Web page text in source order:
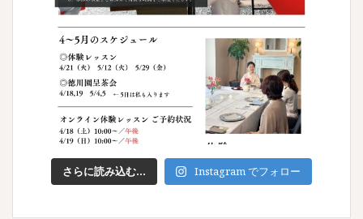
さらに読み込む... Instagram でフォロー